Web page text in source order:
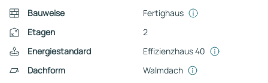
Bauweise
Fertighaus
Etagen
2
Energiestandard
Effizienzhaus 40
Dachform
Walmdach